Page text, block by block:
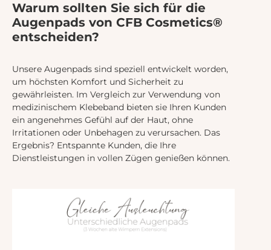
Warum sollten Sie sich für die
Augenpads von CFB Cosmetics®
entscheiden?
Unsere Augenpads sind speziell entwickelt worden,
um höchsten Komfort und Sicherheit zu
gewährleisten. Im Vergleich zur Verwendung von
medizinischem Klebeband bieten sie Ihren Kunden
ein angenehmes Gefühl auf der Haut, ohne
Irritationen oder Unbehagen zu verursachen. Das
Ergebnis? Entspannte Kunden, die Ihre
Dienstleistungen in vollen Zügen genießen können.